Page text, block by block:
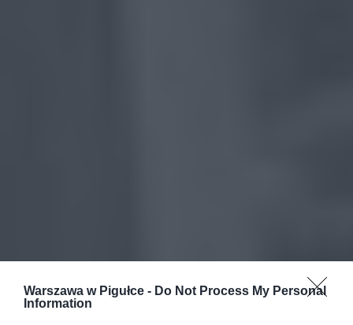
Warszawa w Pigułce - Do Not Process My Personal
Information